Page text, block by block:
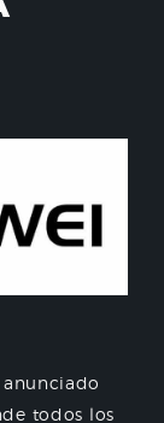
anunciado
todos los